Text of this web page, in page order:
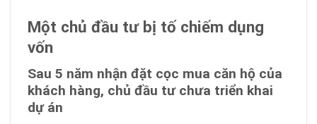
Một chủ đầu tư bị tố chiếm dụng
vốn
Sau 5 năm nhận đặt cọc mua căn hộ của
khách hàng, chủ đầu tư chưa triển khai
dự án